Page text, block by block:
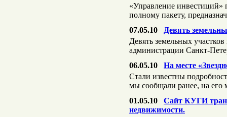
«Управление инвестиций»
полному пакету,
07.05.10
Девять
Девять земельных
администрации Санкт-
06.05.10
На месте
Стали известны
мы сообщали ранее, на его
01.05.10
Сайт КУГИ
недвижимости.